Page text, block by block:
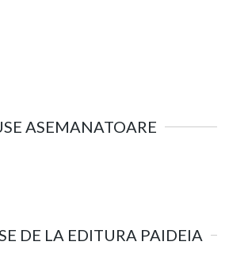
ASEMANATOARE
DE LA EDITURA PAIDEIA